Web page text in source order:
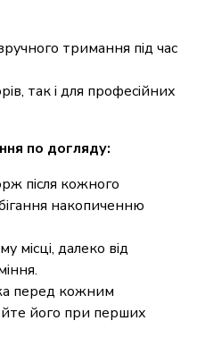
тримання під час
так і для професійних
по догляду:
після кожного
накопиченню
місці, далеко від
перед кожним
його при перших